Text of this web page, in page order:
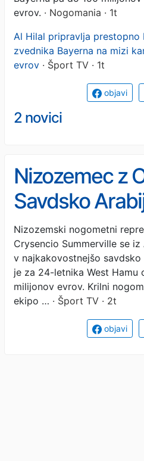
evrov. · Nogomania · 1t
Al Hilal pripravlja prestopno
zvednika Bayerna na mizi
evrov · Šport TV · 1t
objavi
2 novici
Nizozemec z
Savdsko
milijonov
Nizozemski nogometni
Crysencio Summerville se iz
v najkakovostnejšo savdsko
je za 24-letnika West Hamu
milijonov evrov. Krilni
ekipo … · Šport TV · 2t
objavi